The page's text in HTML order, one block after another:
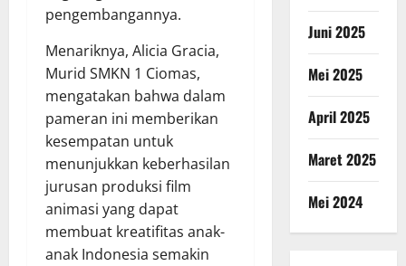
pengembangannya.
Menariknya, Alicia Gracia,
Murid SMKN 1 Ciomas,
mengatakan bahwa dalam
pameran ini memberikan
kesempatan untuk
menunjukkan keberhasilan
jurusan produksi film
animasi yang dapat
membuat kreatifitas anak-
anak Indonesia semakin
Juni 2025
Mei 2025
April 2025
Maret 2025
Mei 2024